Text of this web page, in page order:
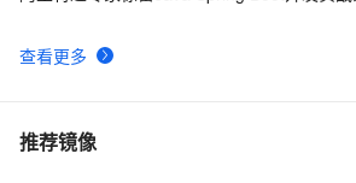
查看更多
推荐镜像